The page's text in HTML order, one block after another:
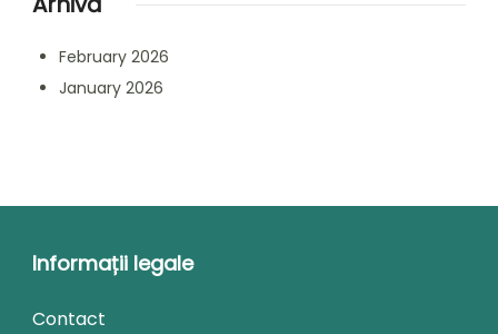
February 2026
January 2026
Informații legale
Contact